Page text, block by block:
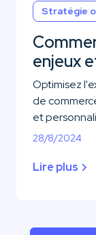
Stratégie
enjeux
Optimisez
de
et
28/8/2024
Lire plus